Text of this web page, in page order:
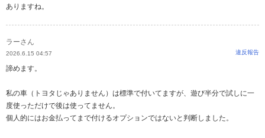
ありますね。
ラーさん
2026.6.15 04:57 違反報告
諦めます。
私の車（トヨタじゃありません）は標準で付いてますが、遊び半分で試しに一
度使っただけで後は使ってません。
個人的にはお金払ってまで付けるオプションではないと判断しました。